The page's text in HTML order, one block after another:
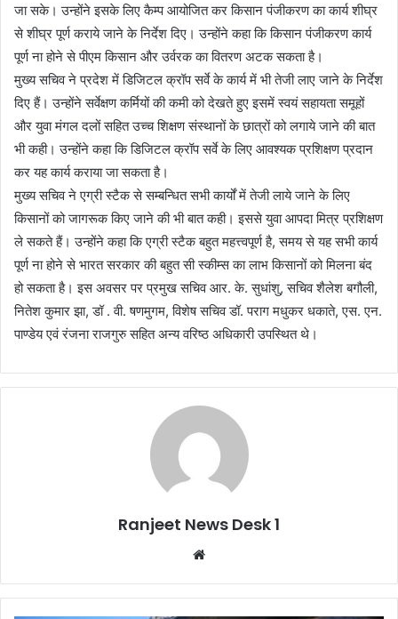
जा सके। उन्होंने इसके लिए कैम्प आयोजित कर किसान पंजीकरण का कार्य शीघ्र
से शीघ्र पूर्ण कराये जाने के निर्देश दिए। उन्होंने कहा कि किसान पंजीकरण कार्य
पूर्ण ना होने से पीएम किसान और उर्वरक का वितरण अटक सकता है।
मुख्य सचिव ने प्रदेश में डिजिटल क्रॉप सर्वे के कार्य में भी तेजी लाए जाने के निर्देश
दिए हैं। उन्होंने सर्वेक्षण कर्मियों की कमी को देखते हुए इसमें स्वयं सहायता समूहों
और युवा मंगल दलों सहित उच्च शिक्षण संस्थानों के छात्रों को लगाये जाने की बात
भी कही। उन्होंने कहा कि डिजिटल क्रॉप सर्वे के लिए आवश्यक प्रशिक्षण प्रदान
कर यह कार्य कराया जा सकता है।
मुख्य सचिव ने एग्री स्टैक से सम्बन्धित सभी कार्यों में तेजी लाये जाने के लिए
किसानों को जागरूक किए जाने की भी बात कही। इससे युवा आपदा मित्र प्रशिक्षण
ले सकते हैं। उन्होंने कहा कि एग्री स्टैक बहुत महत्त्वपूर्ण है, समय से यह सभी कार्य
पूर्ण ना होने से भारत सरकार की बहुत सी स्कीम्स का लाभ किसानों को मिलना बंद
हो सकता है। इस अवसर पर प्रमुख सचिव आर. के. सुधांशु, सचिव शैलेश बगौली,
नितेश कुमार झा, डॉ . वी. षणमुगम, विशेष सचिव डॉ. पराग मधुकर धकाते, एस. एन.
पाण्डेय एवं रंजना राजगुरु सहित अन्य वरिष्ठ अधिकारी उपस्थित थे।
Ranjeet News Desk 1
te